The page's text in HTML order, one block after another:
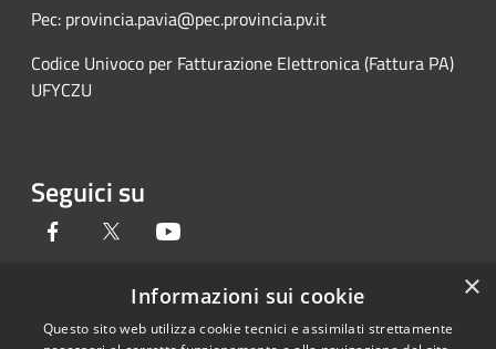
Pec: provincia.pavia@pec.provincia.pv.it
Codice Univoco per Fatturazione Elettronica (Fattura PA)
UFYCZU
Seguici su
Facebook Twitter
RSS Copyright © 2026 • Provincia di
×
Informazioni sui cookie
Questo sito web utilizza cookie tecnici e assimilati strettamente